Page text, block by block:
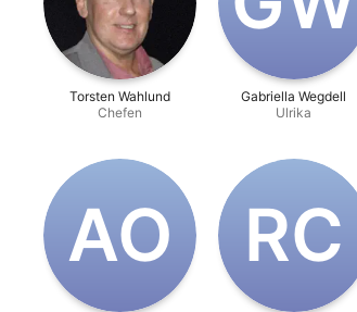
Torsten Wahlund
Chefen
Gabriella Wegdell
Ulrika
A‌O R‌C